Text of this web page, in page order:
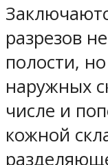
разрезов
полости,
наружных
числе и
кожной